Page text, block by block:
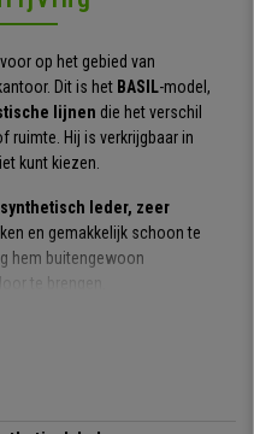
op het gebied van
Dit is het BASIL-model,
lijnen die het verschil
ruimte. Hij is verkrijgbaar in
kunt kiezen.
leder, zeer
en gemakkelijk schoon te
hem buitengewoon
te brengen.
als voor een kantoor, een